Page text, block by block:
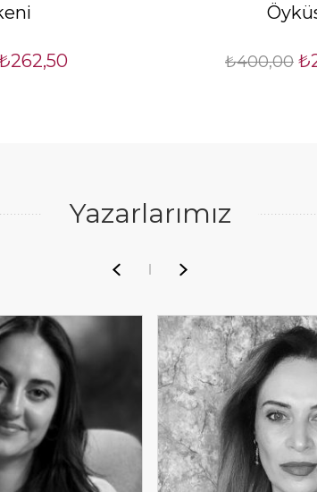
₺400,00
Yazarlarımız